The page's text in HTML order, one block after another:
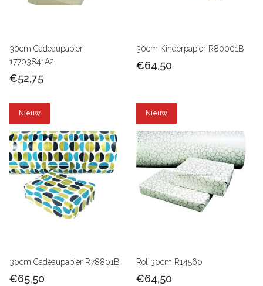
30cm Cadeaupapier
17703841A2
€52,75
30cm Kinderpapier R80001B
€64,50
Nieuw
30cm Cadeaupapier R78801B
€65,50
Nieuw
Rol 30cm R14560
€64,50